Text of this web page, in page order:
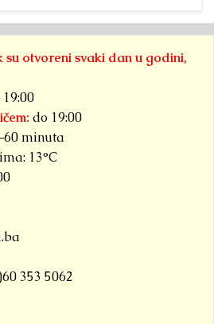
su otvoreni svaki dan u godini,
19:00
do 19:00
minuta
13°C
353 5062